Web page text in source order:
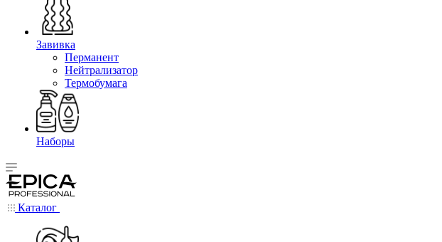
Завивка
Перманент
Нейтрализатор
Термобумага
Наборы
Каталог